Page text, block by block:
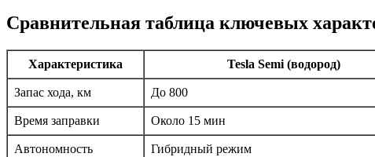
Сравнительная таблица ключевых
Характеристика Tesla Semi (водород)
Запас хода, км До 800
Время заправки Около 15 мин
Автономность Гибридный режим